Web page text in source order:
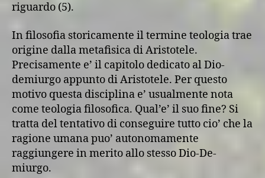
riguardo (5).
In filosofia storicamente il termine teologia trae
origine dalla metafisica di Aristotele.
Precisamente e’ il capitolo dedicato al Dio-
demiurgo appunto di Aristotele. Per questo
motivo questa disciplina e’ usualmente nota
come teologia filosofica. Qual’e’ il suo fine? Si
tratta del tentativo di conseguire tutto cio’ che la
ragione umana puo’ autonomamente
raggiungere in merito allo stesso Dio-De-
miurgo.